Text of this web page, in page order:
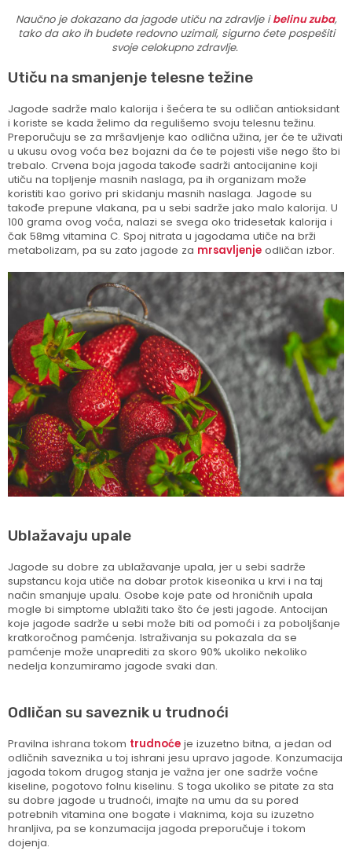
Naučno je dokazano da jagode utiču na zdravlje ibelinu zuba,
tako da ako ih budete redovno uzimali, sigurno ćete pospešiti
svoje celokupno zdravlje.
Utiču na smanjenje telesne težine
Jagode sadrže malo kalorija i šećera te su odličan antioksidant
i koriste se kada želimo da regulišemo svoju telesnu težinu.
Preporučuju se za mršavljenje kao odlična užina, jer će te uživati
u ukusu ovog voća bez bojazni da će te pojesti više nego što bi
trebalo. Crvena boja jagoda takođe sadrži antocijanine koji
utiču na topljenje masnih naslaga, pa ih organizam može
koristiti kao gorivo pri skidanju masnih naslaga. Jagode su
takođe prepune vlakana, pa u sebi sadrže jako malo kalorija. U
100 grama ovog voća, nalazi se svega oko tridesetak kalorija i
čak 58mg vitamina C. Spoj nitrata u jagodama utiče na brži
metabolizam, pa su zato jagode za mrsavljenje odličan izbor.
Ublažavaju upale
Jagode su dobre za ublažavanje upala, jer u sebi sadrže
supstancu koja utiče na dobar protok kiseonika u krvi i na taj
način smanjuje upalu. Osobe koje pate od hroničnih upala
mogle bi simptome ublažiti tako što će jesti jagode. Antocijan
koje jagode sadrže u sebi može biti od pomoći i za poboljšanje
kratkoročnog pamćenja. Istraživanja su pokazala da se
pamćenje može unaprediti za skoro 90% ukoliko nekoliko
nedelja konzumiramo jagode svaki dan.
Odličan su saveznik u trudnoći
Pravilna ishrana tokom trudnoće je izuzetno bitna, a jedan od
odličnih saveznika u toj ishrani jesu upravo jagode. Konzumacija
jagoda tokom drugog stanja je važna jer one sadrže voćne
kiseline, pogotovo folnu kiselinu. S toga ukoliko se pitate za sta
su dobre jagode u trudnoći, imajte na umu da su pored
potrebnih vitamina one bogate i vlaknima, koja su izuzetno
hranljiva, pa se konzumacija jagoda preporučuje i tokom
dojenja.